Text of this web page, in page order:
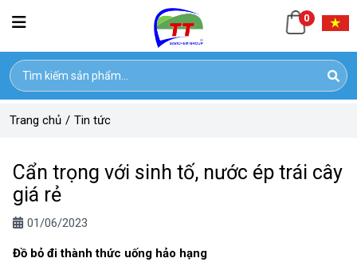
0
Trang chủ / Tin tức
Cẩn trọng với sinh tố, nước ép trái cây
giá rẻ
01/06/2023
Đồ bỏ đi thành thức uống hảo hạng